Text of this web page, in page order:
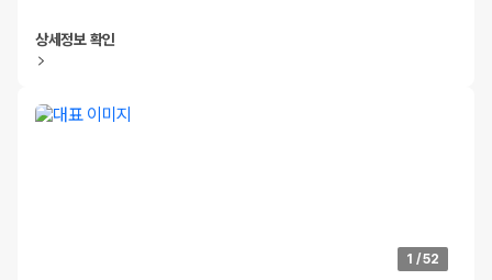
상세정보 확인
1 /52